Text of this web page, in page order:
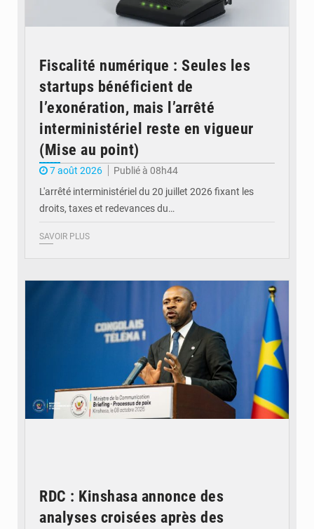
Fiscalité numérique : Seules les
startups bénéficient de
l’exonération, mais l’arrêté
interministériel reste en vigueur
(Mise au point)
7 août 2026
Publié à 08h44
L'arrêté interministériel du 20 juillet 2026 fixant les
droits, taxes et redevances du…
SAVOIR PLUS
RDC : Kinshasa annonce des
analyses croisées après des